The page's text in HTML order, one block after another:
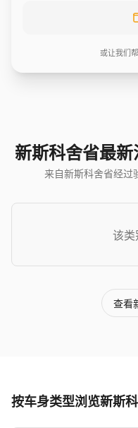
或让我们
新斯科舍省最
来自新斯科舍省经过
该类
查看
按车身类型浏览新斯